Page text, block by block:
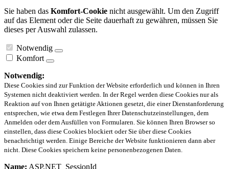
Sie haben das Komfort-Cookie nicht ausgewählt. Um den Zugriff
auf das Element oder die Seite dauerhaft zu gewähren, müssen Sie
dieses per Auswahl zulassen.
Notwendig
Komfort
Notwendig:
Diese Cookies sind zur Funktion der Website erforderlich und können in Ihren
Systemen nicht deaktiviert werden. In der Regel werden diese Cookies nur als
Reaktion auf von Ihnen getätigte Aktionen gesetzt, die einer Dienstanforderung
entsprechen, wie etwa dem Festlegen Ihrer Datenschutzeinstellungen, dem
Anmelden oder dem Ausfüllen von Formularen. Sie können Ihren Browser so
einstellen, dass diese Cookies blockiert oder Sie über diese Cookies
benachrichtigt werden. Einige Bereiche der Website funktionieren dann aber
nicht. Diese Cookies speichern keine personenbezogenen Daten.
Name: ASP.NET_SessionId